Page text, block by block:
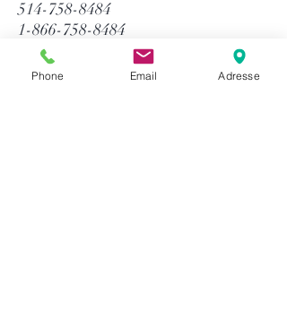
514-758-8484
1-866-758-8484
info@gtequip.com
Phone Email Adresse